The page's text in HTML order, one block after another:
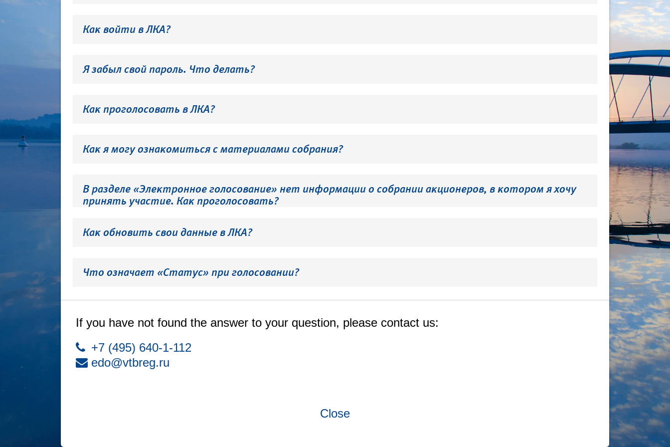
Как войти в ЛКА?
Я забыл свой пароль. Что делать?
Как проголосовать в ЛКА?
Как я могу ознакомиться с материалами собрания?
В разделе «Электронное голосование» нет информации о собрании акционеров, в котором я хочу
принять участие. Как проголосовать?
Как обновить свои данные в ЛКА?
Что означает «Статус» при голосовании?
If you have not found the answer to your question, please contact us:
+7 (495) 640-1-112
edo@vtbreg.ru
Close